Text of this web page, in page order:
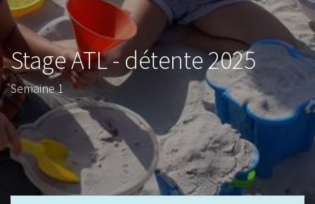
Stage ATL - détente 2025
Semaine 1